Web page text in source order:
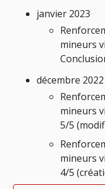
janvier 2023
mineurs
décembre 2022
mineurs
5/5
mineurs
4/5